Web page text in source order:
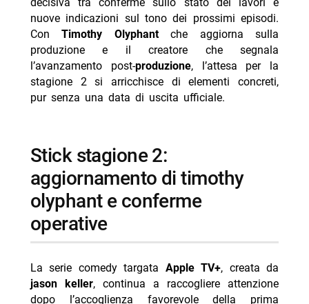
ritorni, sviluppo narrativo da svelare
- timothy olyphant tra stick e altri progetti: attività in
corso
- accoglienza di stick stagione 1: numeri da cui
ripartire per la stagione 2
- Reacher 4 arriva su Prime Video il 12 agosto
- Doc: Argentero lascia, quarta stagione ultima
- Chad Powers 2: la seconda stagione dal 3
settembre
- Apple TV agosto 2026: tutte le novità in streaming
- ER Medici in prima linea: cosa fanno oggi i
protagonisti
nuove indicazioni sul tono dei prossimi episodi.
ConTimothy Olyphantche aggiorna sulla
produzione e il creatore che segnala
l’avanzamento post-produzione, l’attesa per la
stagione 2 si arricchisce di elementi concreti,
pur senza una data di uscita ufficiale.
stick stagione 2:
aggiornamento di timothy
olyphant e conferme
operative
La serie comedy targata Apple TV+, creata da
jason keller, continua a raccogliere attenzione
dopo l’accoglienza favorevole della prima